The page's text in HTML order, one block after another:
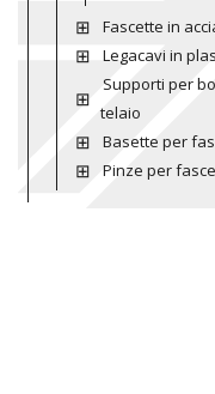
Fascette in
Legacavi in
Supporti per
telaio
Basette per
Pinze per